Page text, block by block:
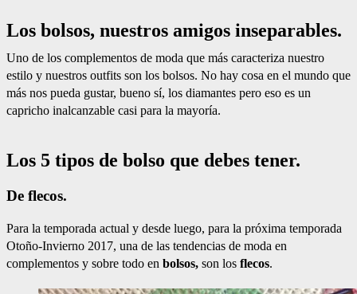
Los bolsos, nuestros amigos inseparables.
Uno de los complementos de moda que más caracteriza nuestro
estilo y nuestros outfits son los bolsos. No hay cosa en el mundo que
más nos pueda gustar, bueno sí, los diamantes pero eso es un
capricho inalcanzable casi para la mayoría.
Los 5 tipos de bolso que debes tener.
De flecos.
Para la temporada actual y desde luego, para la próxima temporada
Otoño-Invierno 2017, una de las tendencias de moda en
complementos y sobre todo en bolsos, son los flecos.